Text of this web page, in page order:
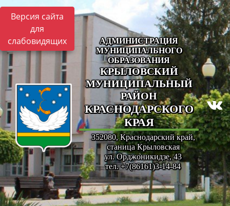
Версия сайта
для
слабовидящих
АДМИНИСТРАЦИЯ
МУНИЦИПАЛЬНОГО
ОБРАЗОВАНИЯ
КРЫЛОВСКИЙ
МУНИЦИПАЛЬНЫЙ
РАЙОН
КРАСНОДАРСКОГО
КРАЯ
352080, Краснодарский край,
станица Крыловская
ул. Орджоникидзе, 43
тел. +7(86161)3-14-84